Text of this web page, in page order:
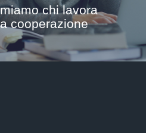
chi lavora
cooperazione